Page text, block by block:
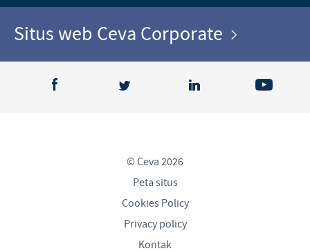
Situs web Ceva Corporate
© Ceva 2026
Peta situs
Cookies Policy
Privacy policy
Kontak